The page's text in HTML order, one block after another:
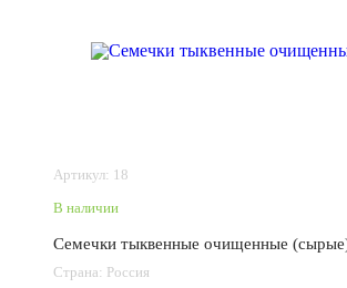
Артикул: 18
В наличии
Семечки тыквенные очищенные
Страна: Россия